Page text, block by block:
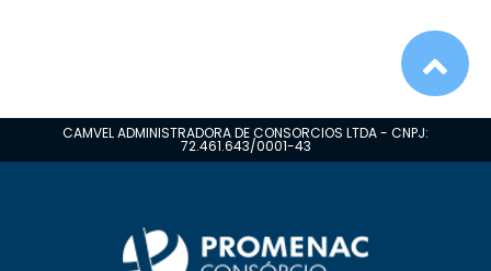
CAMVEL ADMINISTRADORA DE CONSORCIOS LTDA - CNPJ:
72.461.643/0001-43